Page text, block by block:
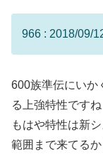
966 : 2018/09/
600族準伝にいか
る上強特性ですね
もはや特性は新
範囲まで来てる